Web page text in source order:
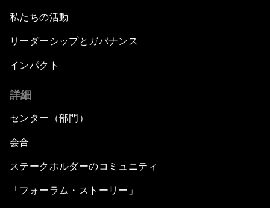
私たちの活動
リーダーシップとガバナンス
インパクト
詳細
センター（部門）
会合
ステークホルダーのコミュニティ
「フォーラム・ストーリー」